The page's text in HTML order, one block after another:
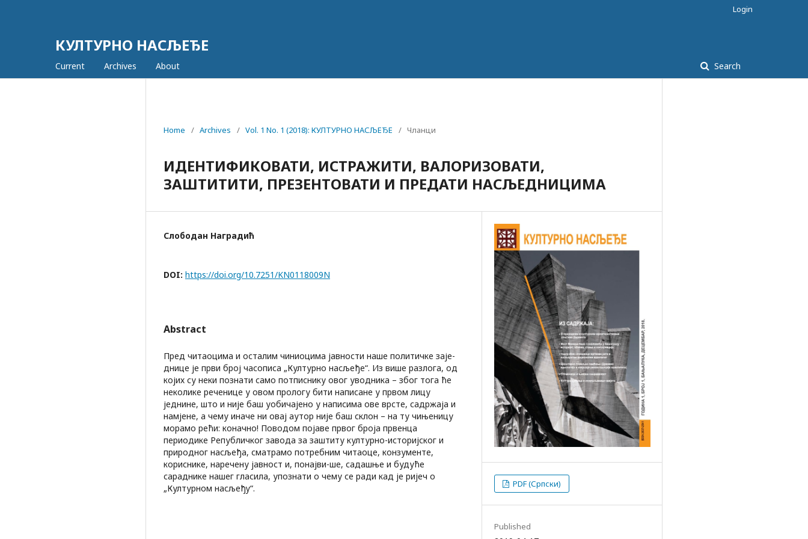
КУЛТУРНО НАСЉЕЂЕ
Current Archives About Search
Login
Home / Archives / Vol. 1 No. 1 (2018): КУЛТУРНО НАСЉЕЂЕ / Чланци
ИДЕНТИФИКОВАТИ, ИСТРАЖИТИ, ВАЛОРИЗОВАТИ,
ЗАШТИТИТИ, ПРЕЗЕНТОВАТИ И ПРЕДАТИ НАСЉЕДНИЦИМА
Слободан Наградић
DOI: https://doi.org/10.7251/KN0118009N
Abstract
Пред читаоцима и осталим чиниоцима јавности наше политичке заје-
днице је први број часописа „Културно насљеђе“. Из више разлога, од
којих су неки познати само потписнику овог уводника – због тога ће
неколике реченице у овом прологу бити написане у првом лицу
једнине, што и није баш уобичајено у написима ове врсте, садржаја и
намјене, a чему иначе ни овај аутор није баш склон – на ту чињеницу
морамо рећи: коначно! Поводом појаве првог броја првенца
периодике Републичког завода за заштиту културно-историјског и
природног насљеђа, сматрамо потребним читаоце, конзументе,
кориснике, наречену јавност и, понајви-ше, садашње и будуће
сараднике нашег гласила, упознати о чему се ради кад је ријеч о
„Културном насљеђу“.
PDF (Српски)
Published